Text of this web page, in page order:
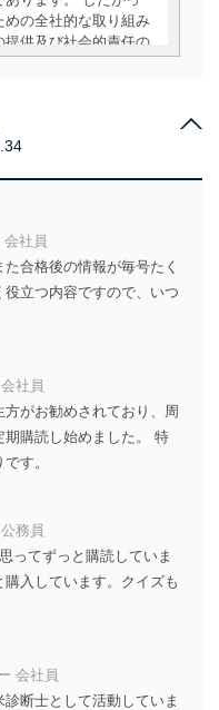
の全社的な取り組み
提供及び社会的責任の
供に際して、その利
正な手段によって取
当社が保有している
用、第三者への提
てはこれらの取り組
育を徹底してまいり
ために、適切な管理
国が定める指針及び
当社の管理の仕組み
を常に適合させま
性を確保するため
めとする安全対策を実
はき損の防止及び是
できる機器及び当該
化し、 個人データへ
います。
社員
合格後の情報が毎号たく
立つ内容ですので、いつ
社員
がお勧めされており、周
購読し始めました。 特
す。
務員
ってずっと購読していま
入しています。クイズも
会社員
断士として活動していま